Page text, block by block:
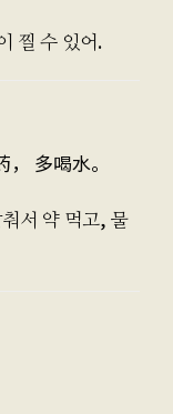
찔 수 있어.
多喝水。
서 약 먹고, 물